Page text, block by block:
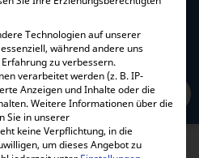
FÜR
PWM-PRO
Batterieschutz- und Überwachung
PWM-Pro
Technologien auf unserer
während andere uns
zu verbessern.
verarbeitet werden (z. B. IP-
Anzeigen und Inhalte oder die
Weitere Informationen über die
Sie in unserer
keine Verpflichtung, in die
um dieses Angebot zu